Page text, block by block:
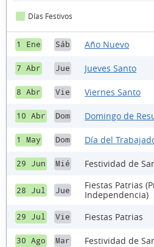
Días Festivos
1 Ene Sáb Año Nuevo
7 Abr Jue Jueves Santo
8 Abr Vie Viernes Santo
10 Abr Dom Domingo de
1 May Dom Día del
29 Jun Mié Festividad de
28 Jul Jue
Fiestas Patrias
Independencia)
29 Jul Vie Fiestas Patrias
30 Ago Mar Festividad de